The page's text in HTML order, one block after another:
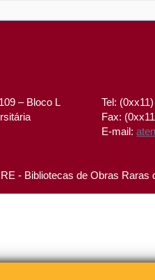
– Bloco L
Tel:
Fax:
E-mail:
- Bibliotecas de Obras Raras